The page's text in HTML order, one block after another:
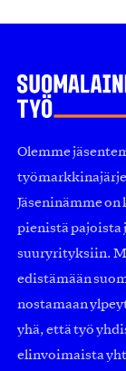
Olemme
Jäseninämme
pienistä pajoista
suuryrityksiin.
edistämään
nostamaan
yhä, että työ
elinvoimaista